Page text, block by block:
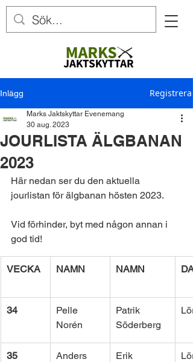
Inlägg Registrera
JOURLISTA ÄLGBANAN
2023
Marks Jaktskyttar Evenemang
30 aug. 2023
Här nedan ser du den aktuella
jourlistan för älgbanan hösten 2023.
Vid förhinder, byt med någon annan i
god tid!
​VECKA NAMN NAMN
34
Pelle
Norén
Patrik
Söderberg
35
Anders
Erik